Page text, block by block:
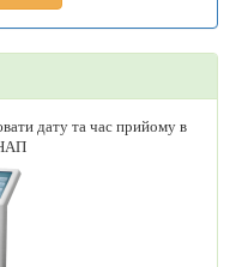
дату та час прийому в